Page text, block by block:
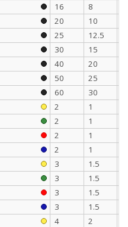
16 8
20 10
25 12.5
30 15
40 20
50 25
60 30
2 1
2 1
2 1
2 1
3 1.5
3 1.5
3 1.5
3 1.5
4 2